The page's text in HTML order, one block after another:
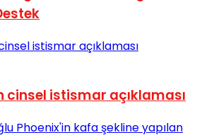
cinsel istismar açıklaması